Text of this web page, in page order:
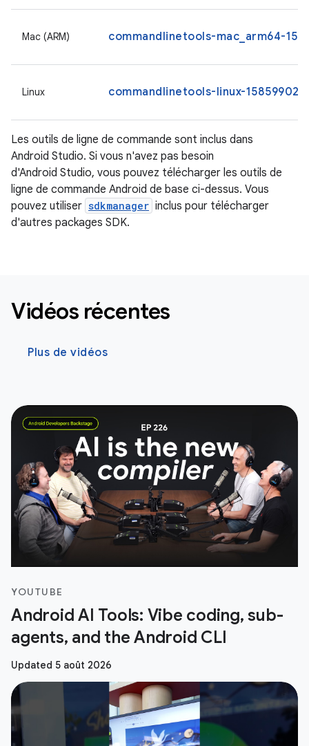
Mac (ARM) commandlinetools-mac_arm64-
Linux commandlinetools-linux-
Les outils de ligne de commande sont inclus dans
Android Studio. Si vous n'avez pas besoin
d'Android Studio, vous pouvez télécharger les outils de
ligne de commande Android de base ci-dessus. Vous
pouvez utiliser sdkmanager inclus pour télécharger
d'autres packages SDK.
Vidéos récentes
Plus de vidéos
YOUTUBE
Android AI Tools: Vibe coding, sub-
agents, and the Android CLI
Updated 5 août 2026